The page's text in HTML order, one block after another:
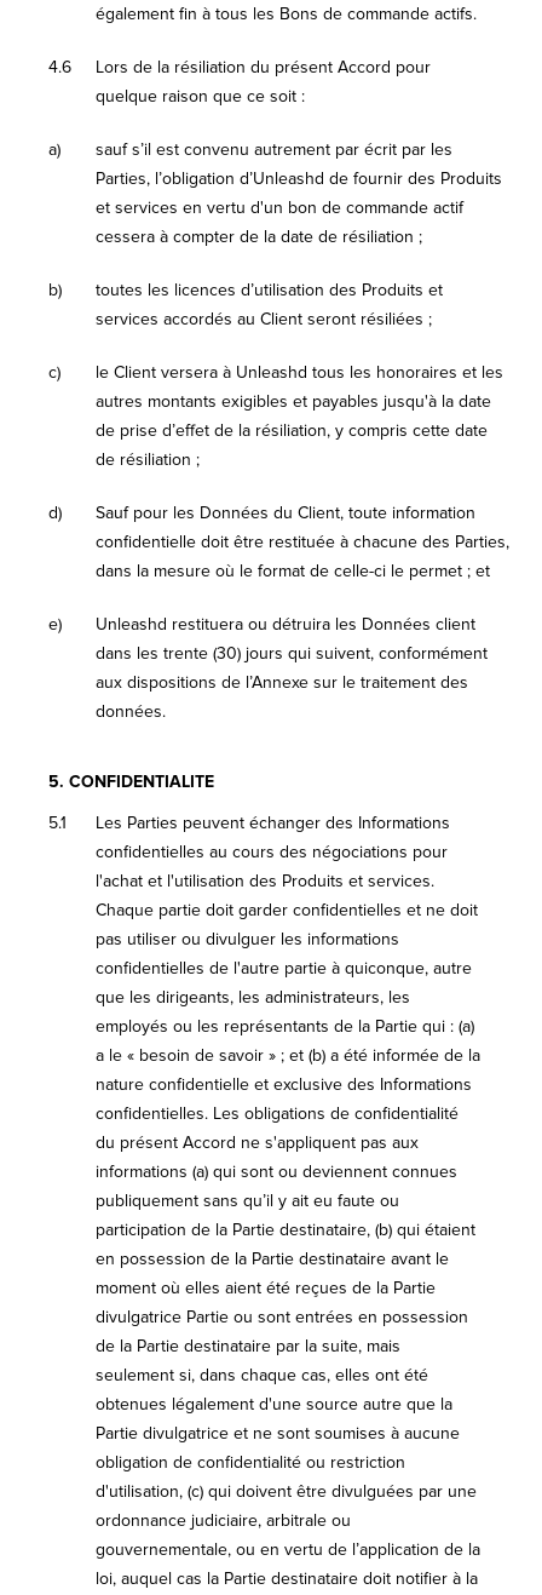
également fin à tous les Bons de commande actifs.
4.6
Lors de la résiliation du présent Accord pour
quelque raison que ce soit :
a)
sauf s’il est convenu autrement par écrit par les
Parties, l’obligation d’Unleashd de fournir des Produits
et services en vertu d'un bon de commande actif
cessera à compter de la date de résiliation ;
b)
toutes les licences d’utilisation des Produits et
services accordés au Client seront résiliées ;
c)
le Client versera à Unleashd tous les honoraires et les
autres montants exigibles et payables jusqu'à la date
de prise d’effet de la résiliation, y compris cette date
de résiliation ;
d)
Sauf pour les Données du Client, toute information
confidentielle doit être restituée à chacune des Parties,
dans la mesure où le format de celle-ci le permet ; et
e)
Unleashd restituera ou détruira les Données client
dans les trente (30) jours qui suivent, conformément
aux dispositions de l’Annexe sur le traitement des
données.
5. CONFIDENTIALITE
5.1
Les Parties peuvent échanger des Informations
confidentielles au cours des négociations pour
l'achat et l'utilisation des Produits et services.
Chaque partie doit garder confidentielles et ne doit
pas utiliser ou divulguer les informations
confidentielles de l'autre partie à quiconque, autre
que les dirigeants, les administrateurs, les
employés ou les représentants de la Partie qui : (a)
a le « besoin de savoir » ; et (b) a été informée de la
nature confidentielle et exclusive des Informations
confidentielles. Les obligations de confidentialité
du présent Accord ne s'appliquent pas aux
informations (a) qui sont ou deviennent connues
publiquement sans qu’il y ait eu faute ou
participation de la Partie destinataire, (b) qui étaient
en possession de la Partie destinataire avant le
moment où elles aient été reçues de la Partie
divulgatrice Partie ou sont entrées en possession
de la Partie destinataire par la suite, mais
seulement si, dans chaque cas, elles ont été
obtenues légalement d'une source autre que la
Partie divulgatrice et ne sont soumises à aucune
obligation de confidentialité ou restriction
d'utilisation, (c) qui doivent être divulguées par une
ordonnance judiciaire, arbitrale ou
gouvernementale, ou en vertu de l’application de la
loi, auquel cas la Partie destinataire doit notifier à la